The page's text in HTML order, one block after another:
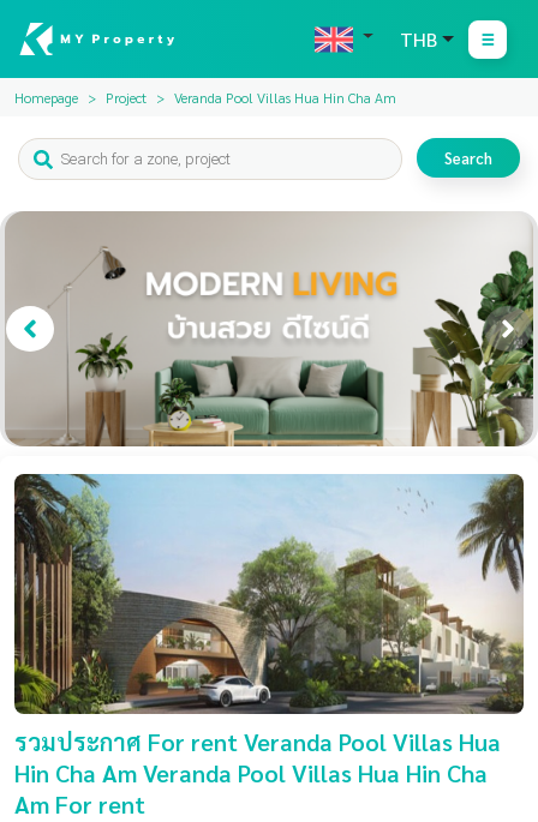
THB
Homepage Project Veranda Pool Villas Hua Hin Cha Am
Search
รวมประกาศ For rent Veranda Pool Villas Hua
Hin Cha Am Veranda Pool Villas Hua Hin Cha
Am For rent